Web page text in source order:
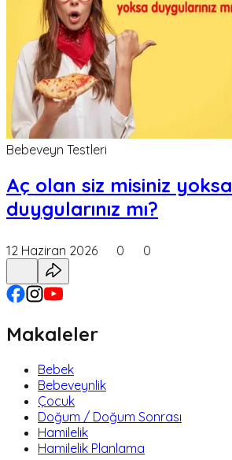
Bebeveyn Testleri
Aç olan siz misiniz yoksa
duygularınız mı?
12 Haziran 2026 0 0
Makaleler
Bebek
Bebeveynlik
Çocuk
Doğum / Doğum Sonrası
Hamilelik
Hamilelik Planlama